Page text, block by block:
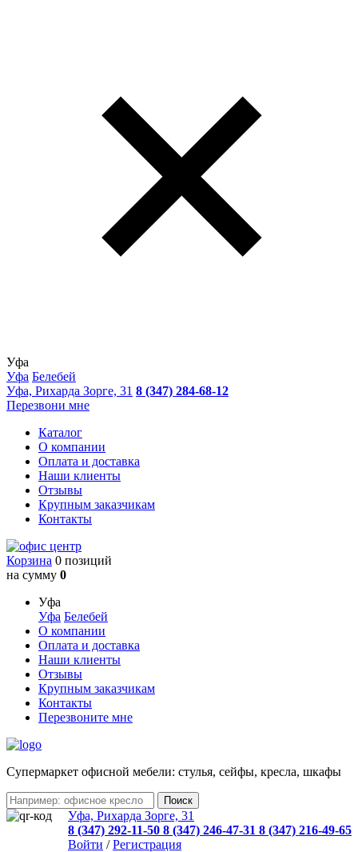
Уфа
Уфа Белебей
Уфа, Рихарда Зорге, 31 8 (347) 284-68-12
Перезвони мне
Каталог
О компании
Оплата и доставка
Наши клиенты
Отзывы
Крупным заказчикам
Контакты
Корзина 0 позиций
на сумму 0
Уфа
Уфа Белебей
О компании
Оплата и доставка
Наши клиенты
Отзывы
Крупным заказчикам
Контакты
Перезвоните мне
Cупермаркет офисной мебели: стулья, сейфы, кресла, шкафы
Уфа, Рихарда Зорге, 31
8 (347) 292-11-50 8 (347) 246-47-31 8 (347) 216-49-65
Войти /Регистрация